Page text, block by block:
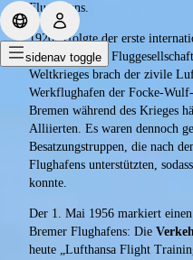
sidenav toggle
Flughafens.
1920 erfolgte der erste
niederländische
Weltkrieges brach der zivile
Werkflughafen der Focke-
Bremen während des Krieges
Alliierten. Es waren dennoch
Besatzungstruppen, die nach
Flughafens unterstützten,
konnte.
Der 1. Mai 1956 markiert
Bremer Flughafens: Die
heute „Lufthansa Flight